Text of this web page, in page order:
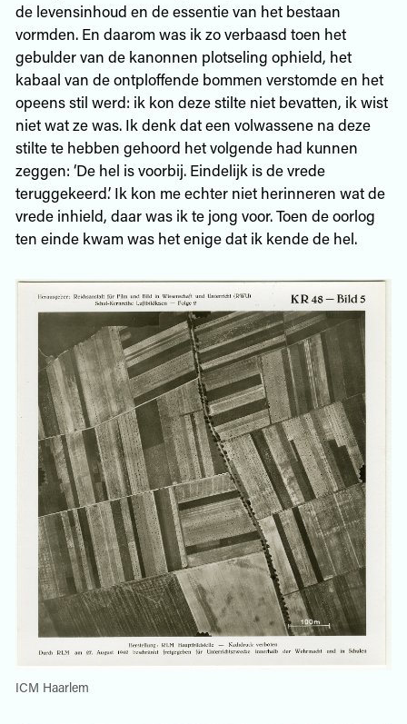
de levensinhoud en de essentie van het bestaan
vormden. En daarom was ik zo verbaasd toen het
gebulder van de kanonnen plotseling ophield, het
kabaal van de ontploffende bommen verstomde en het
opeens stil werd: ik kon deze stilte niet bevatten, ik wist
niet wat ze was. Ik denk dat een volwassene na deze
stilte te hebben gehoord het volgende had kunnen
zeggen: ‘De hel is voorbij. Eindelijk is de vrede
teruggekeerd.’ Ik kon me echter niet herinneren wat de
vrede inhield, daar was ik te jong voor. Toen de oorlog
ten einde kwam was het enige dat ik kende de hel.
ICM Haarlem